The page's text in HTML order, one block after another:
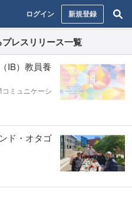
ログイン 新規登録
プレスリリース一覧
IB）教員養
ミュニケーシ
ド・オタゴ